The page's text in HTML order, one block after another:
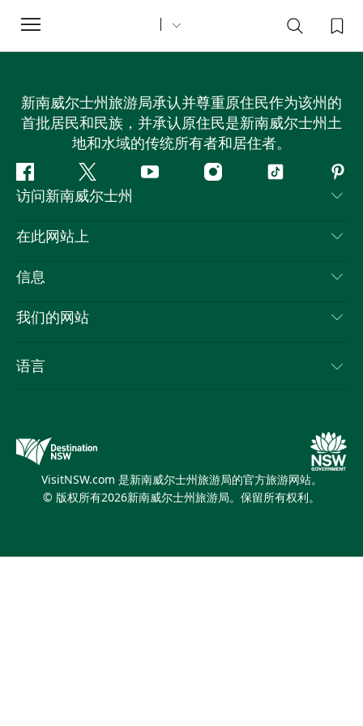
Toggle
navigation
新南威尔士州旅游局承认并尊重原住民作为该州的
首批居民和民族，并承认原住民是新南威尔士州土
地和水域的传统所有者和居住者。
Facebook叽
叽
喳
YouTube Instagram抖
访问新南威尔士州
联系我们
隐私
Cookie 通知
在此网站上
目的地
新南威尔士州公路旅行
活动
信息
旅行信息
新南威尔士州的商业
我们的网站
新南威尔士州旅游局媒体中心
缤纷悉尼灯光音乐节
语言
VisitNSW.com 是新南威尔士州旅游局的官方旅游网站。
© 版权所有2026新南威尔士州旅游局。保留所有权利。